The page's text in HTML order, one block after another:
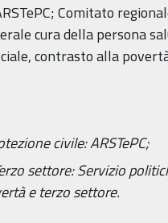
Comitato
cura della persona
contrasto alla
civile: ARSTePC;
settore: Servizio
e terzo settore.